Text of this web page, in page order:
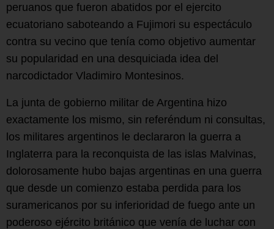
peruanos que fueron abatidos por el ejercito
ecuatoriano saboteando a Fujimori su espectáculo
contra su vecino que tenía como objetivo aumentar
su popularidad en una desquiciada idea del
narcodictador Vladimiro Montesinos.
La junta de gobierno militar de Argentina hizo
exactamente los mismo, sin referéndum ni consultas,
los militares argentinos le declararon la guerra a
Inglaterra para la reconquista de las islas Malvinas,
dolorosamente hubo bajas argentinas en una guerra
que desde un comienzo estaba perdida para los
suramericanos por su inferioridad de fuego ante un
poderoso ejército británico que venía de luchar con